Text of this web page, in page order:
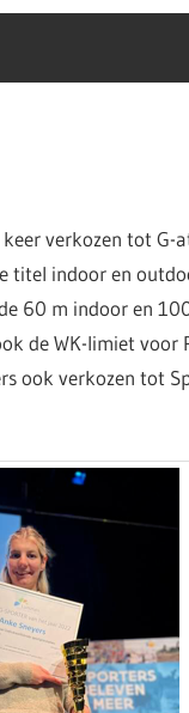
verkozen tot
titel indoor en
60 m indoor en
de WK-limiet voor
ook verkozen tot